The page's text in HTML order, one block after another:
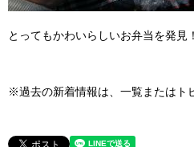
とってもかわいらしいお弁当を発見
※過去の新着情報は、一覧またはト